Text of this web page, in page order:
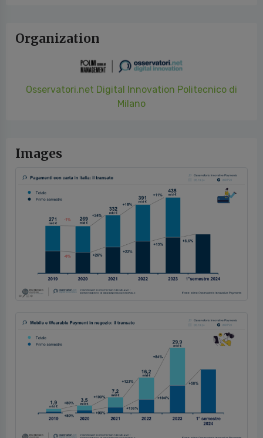
Organization
Osservatori.net Digital Innovation Politecnico di
Milano
Images